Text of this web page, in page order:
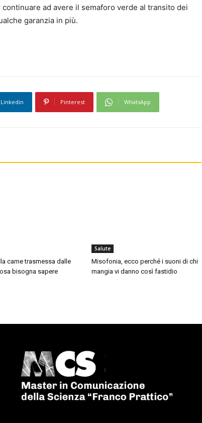
ad avere il semaforo verde al transito dei
garanzia in più.
Linkedin Pinterest WhatsApp
carne trasmessa dalle
bisogna sapere
Salute
Misofonia, ecco perché i suoni di chi
mangia vi danno così fastidio